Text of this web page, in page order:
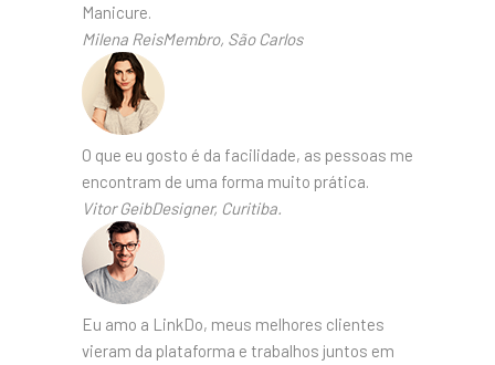
Manicure.
Milena ReisMembro, São Carlos
O que eu gosto é da facilidade, as pessoas me
encontram de uma forma muito prática.
Vitor GeibDesigner, Curitiba.
Eu amo a LinkDo, meus melhores clientes
vieram da plataforma e trabalhos juntos em